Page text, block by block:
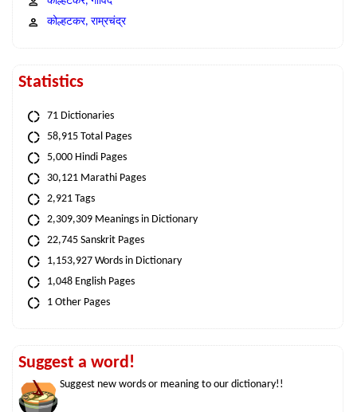
कोल्हटकर, राम्रचंद्र
Statistics
71 Dictionaries
58,915 Total Pages
5,000 Hindi Pages
30,121 Marathi Pages
2,921 Tags
2,309,309 Meanings in Dictionary
22,745 Sanskrit Pages
1,153,927 Words in Dictionary
1,048 English Pages
1 Other Pages
Suggest a word!
Suggest new words or meaning to our dictionary!!